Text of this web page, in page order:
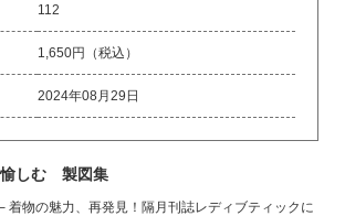
112
1,650円（税込）
2024年08月29日
愉しむ 製図集
着物の魅力、再発見！隔月刊誌レディブティックに